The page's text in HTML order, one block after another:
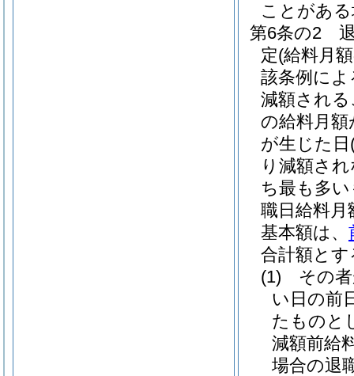
ことがあ
第6条の2
定(給料月
該条例に
減額され
の給料月
が生じた日
り減額さ
ち最も多
職日給料
基本額は、
合計額とす
(1)
その
い日の前
たものと
減額前給
場合の退